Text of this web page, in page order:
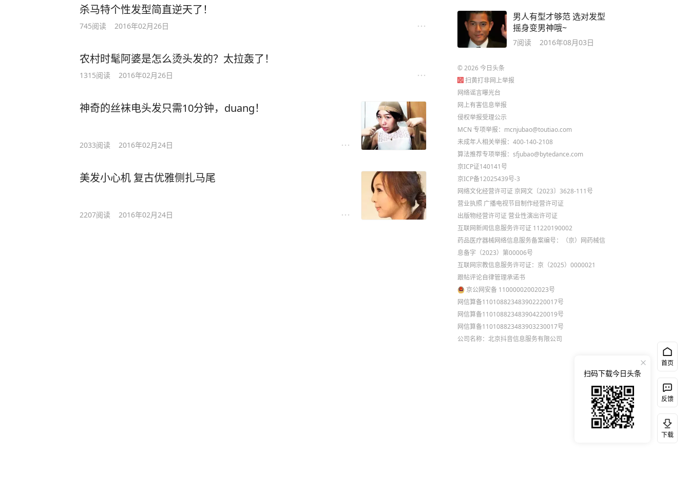
杀马特个性发型简直逆天了！
745阅读 2016年02月26日
农村时髦阿婆是怎么烫头发的？太拉轰了！
1315阅读 2016年02月26日
神奇的丝袜电头发只需10分钟，duang！
2033阅读 2016年02月24日
美发小心机 复古优雅侧扎马尾
2207阅读 2016年02月24日
男人有型才够范 选对发型
摇身变男神哦~
7阅读 2016年08月03日
©2026今日头条
扫黄打非网上举报
网络谣言曝光台
网上有害信息举报
侵权举报受理公示
MCN 专项举报：mcnjubao@toutiao.com
未成年人相关举报：400-140-2108
算法推荐专项举报：sfjubao@bytedance.com
京ICP证140141号
京ICP备12025439号-3
网络文化经营许可证 京网文〔2023〕3628-111号
营业执照 广播电视节目制作经营许可证
出版物经营许可证 营业性演出许可证
互联网新闻信息服务许可证 11220190002
药品医疗器械网络信息服务备案编号：（京）网药械信
息备字（2023）第00006号
互联网宗教信息服务许可证：京（2025）0000021
跟帖评论自律管理承诺书
京公网安备 11000002002023号
网信算备110108823483902220017号
网信算备110108823483904220019号
网信算备110108823483903230017号
公司名称：北京抖音信息服务有限公司
首页
反馈
下载
扫码下载今日头条